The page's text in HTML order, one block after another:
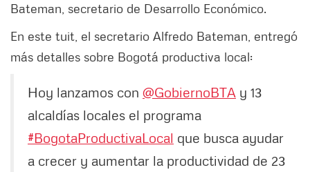
Bateman, secretario de Desarrollo Económico.
En este tuit, el secretario Alfredo Bateman, entregó
más detalles sobre Bogotá productiva local:
Hoy lanzamos con @GobiernoBTA y 13
alcaldías locales el programa
#BogotaProductivaLocal que busca ayudar
a crecer y aumentar la productividad de 23